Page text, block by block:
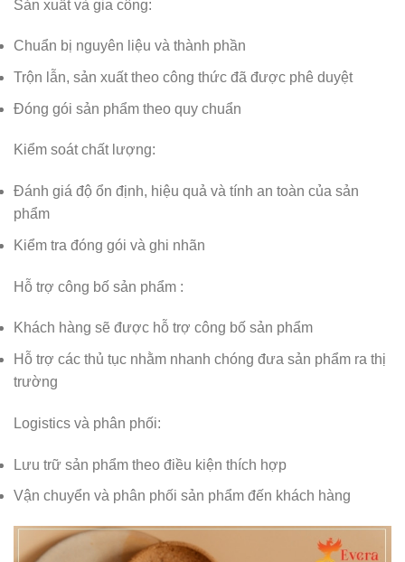
Sản xuất và gia công:
Chuẩn bị nguyên liệu và thành phần
Trộn lẫn, sản xuất theo công thức đã được phê duyệt
Đóng gói sản phẩm theo quy chuẩn
Kiểm soát chất lượng:
Đánh giá độ ổn định, hiệu quả và tính an toàn của sản
phẩm
Kiểm tra đóng gói và ghi nhãn
Hỗ trợ công bố sản phẩm :
Khách hàng sẽ được hỗ trợ công bố sản phẩm
Hỗ trợ các thủ tục nhằm nhanh chóng đưa sản phẩm ra thị
trường
Logistics và phân phối:
Lưu trữ sản phẩm theo điều kiện thích hợp
Vận chuyển và phân phối sản phẩm đến khách hàng